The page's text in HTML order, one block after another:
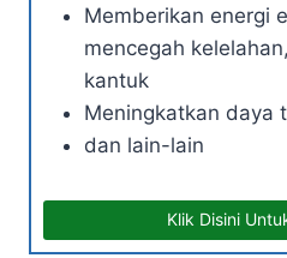
Memberikan energi
mencegah
kantuk
Meningkatkan daya
dan lain-lain
Klik Disini